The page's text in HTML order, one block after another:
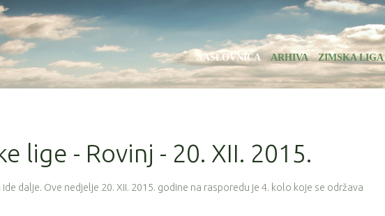
NASLOVNICA ARHIVA ZIMSKA LIGA
lige - Rovinj - 20. XII. 2015.
dalje. Ove nedjelje 20. XII. 2015. godine na rasporedu je 4. kolo koje se održava